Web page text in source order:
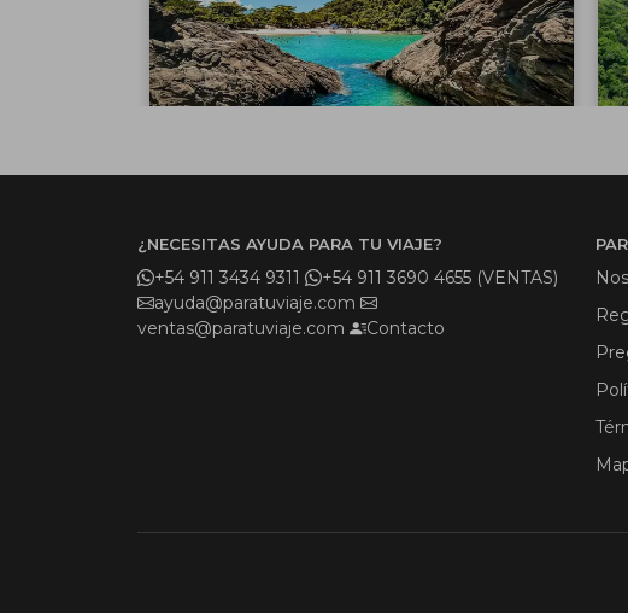
¿NECESITAS AYUDA PARA TU VIAJE?
+54 911 3434 9311
+54 911 3690 4655 (VENTAS)
ayuda@paratuviaje.com
ventas@paratuviaje.com
Contacto